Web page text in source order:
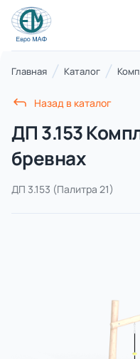
КАТАЛОГ
21 категория
Комплексы
3 категории
Главная Каталог
Назад в каталог
ДП 3.153
бревнах
ДП 3.153 (Палитра 21)